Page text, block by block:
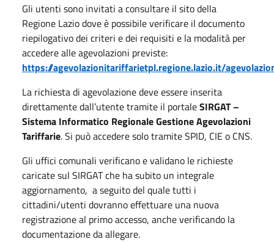
Gli utenti sono invitati a consultare il sito della
Regione Lazio dove è possibile verificare il documento
riepilogativo dei criteri e dei requisiti e la modalità per
accedere alle agevolazioni previste:
https://agevolazionitariffarietpl.regione.lazio.it/
La richiesta di agevolazione deve essere inserita
direttamente dall’utente tramite il portaleSIRGAT–
Sistema Informatico Regionale Gestione Agevolazioni
Tariffarie. Si può accedere solo tramite SPID, CIE o CNS.
Gli uffici comunali verificano e validano le richieste
caricate sul SIRGAT che ha subito un integrale
aggiornamento, a seguito del quale tutti i
cittadini/utenti dovranno effettuare una nuova
registrazione al primo accesso, anche verificando la
documentazione da allegare.